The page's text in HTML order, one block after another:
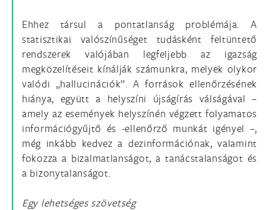
Ehhez társul a pontatlanság problémája. A
statisztikai valószínűséget tudásként feltüntető
rendszerek valójában legfeljebb az igazság
megközelítéseit kínálják számunkra, melyek olykor
valódi „hallucinációk”. A források ellenőrzésének
hiánya, együtt a helyszíni újságírás válságával –
amely az események helyszínén végzett folyamatos
információgyűjtő és -ellenőrző munkát igényel –,
még inkább kedvez a dezinformációnak, valamint
fokozza a bizalmatlanságot, a tanácstalanságot és
a bizonytalanságot.
Egy lehetséges szövetség